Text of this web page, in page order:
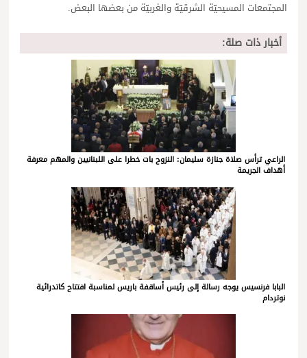
المجتمعات المسيحيّة الشرقيّة والغربيّة من بعضها البعض.
أخبار ذات صلة:
الراعي ترأس صلاة جنازة سليمان: النزوح بات خطرا على اللبنانيين والمهم معرفة
أهداف الجريمة
البابا فرنسيس يوجه رسالة إلى رئيس أساقفة باريس لمناسبة افتتاح كاتدرائية
نوتردام